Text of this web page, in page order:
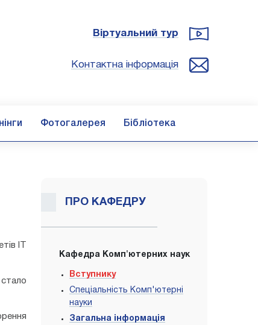
Віртуальний тур
Контактна інформація
Фотогалерея Бібліотека
ІТ
ПРО КАФЕДРУ
Кафедра Комп'ютерних наук
Вступнику
Спеціальність Комп'ютерні
науки
Загальна інформація